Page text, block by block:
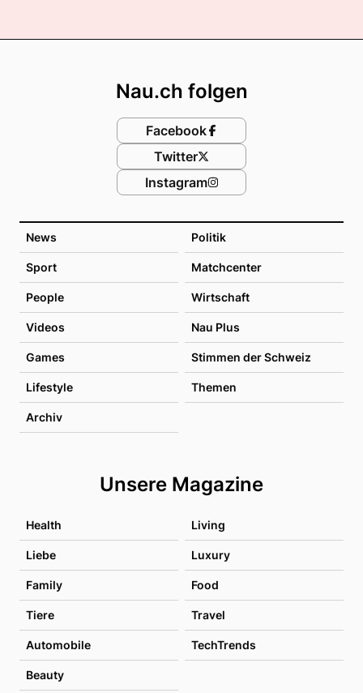
News Politik
Sport Matchcenter
People Wirtschaft
Videos Nau Plus
Games Stimmen der Schweiz
Lifestyle Themen
Archiv
Unsere Magazine
Health Living
Liebe Luxury
Family Food
Tiere Travel
Automobile TechTrends
Beauty
Nau.ch folgen
Facebook
Twitter
Instagram